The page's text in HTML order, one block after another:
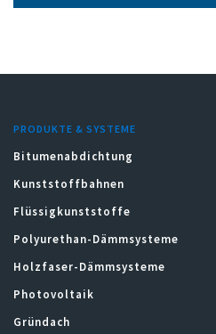
PRODUKTE & SYSTEME
Bitumenabdichtung
Kunststoffbahnen
Flüssigkunststoffe
Polyurethan-Dämmsysteme
Holzfaser-Dämmsysteme
Photovoltaik
Gründach